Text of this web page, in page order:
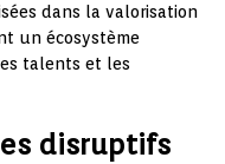
dans la valorisation
un écosystème
talents et les
disruptifs